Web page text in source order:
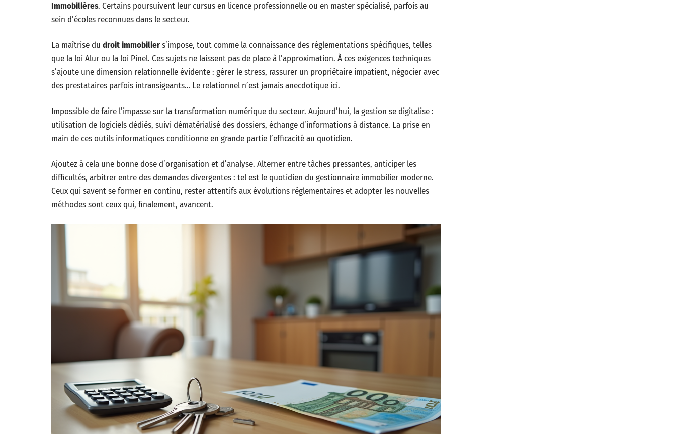
Immobilières. Certains poursuivent leur cursus en licence professionnelle ou en master spécialisé, parfois au
sein d’écoles reconnues dans le secteur.
La maîtrise du droit immobiliers’impose, tout comme la connaissance des réglementations spécifiques, telles
que la loi Alur ou la loi Pinel. Ces sujets ne laissent pas de place à l’approximation. À ces exigences techniques
s’ajoute une dimension relationnelle évidente : gérer le stress, rassurer un propriétaire impatient, négocier avec
des prestataires parfois intransigeants… Le relationnel n’est jamais anecdotique ici.
Impossible de faire l’impasse sur la transformation numérique du secteur. Aujourd’hui, la gestion se digitalise :
utilisation de logiciels dédiés, suivi dématérialisé des dossiers, échange d’informations à distance. La prise en
main de ces outils informatiques conditionne en grande partie l’efficacité au quotidien.
Ajoutez à cela une bonne dose d’organisation et d’analyse. Alterner entre tâches pressantes, anticiper les
difficultés, arbitrer entre des demandes divergentes : tel est le quotidien du gestionnaire immobilier moderne.
Ceux qui savent se former en continu, rester attentifs aux évolutions réglementaires et adopter les nouvelles
méthodes sont ceux qui, finalement, avancent.